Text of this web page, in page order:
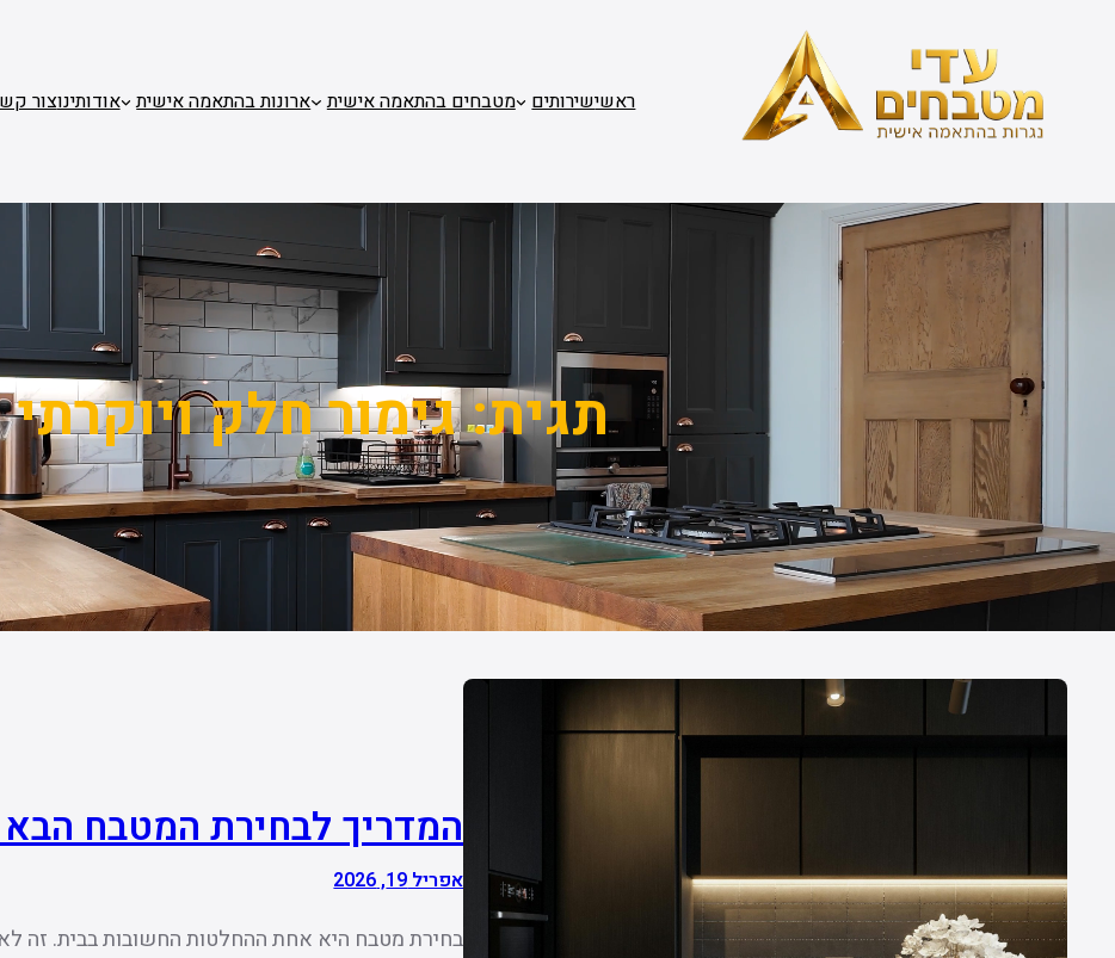
ראשישירותים מטבחים בהתאמה אישית ארונות בהתאמה אישית אודותינוצור
תגית:גימור חלק ויוקרתי
המדריך לבחירת המטבח הבא
אפריל 19, 2026
בחירת מטבח היא אחת ההחלטות החשובות בבית. זה